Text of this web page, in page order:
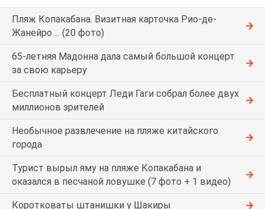
Пляж Копакабана. Визитная карточка Рио-де-
Жанейро ... (20 фото)
65-летняя Мадонна дала самый большой концерт
за свою карьеру
Бесплатный концерт Леди Гаги собрал более двух
миллионов зрителей
Необычное развлечение на пляже китайского
города
Турист вырыл яму на пляже Копакабана и
оказался в песчаной ловушке (7 фото + 1 видео)
Коротковаты штанишки у Шакиры